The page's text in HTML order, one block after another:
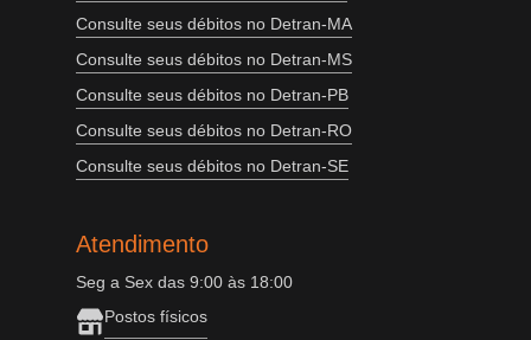
Consulte seus débitos no Detran-MA
Consulte seus débitos no Detran-MS
Consulte seus débitos no Detran-PB
Consulte seus débitos no Detran-RO
Consulte seus débitos no Detran-SE
Atendimento
Seg a Sex das 9:00 às 18:00
Postos físicos